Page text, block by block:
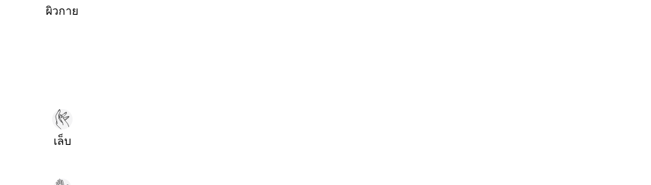
ผิวกาย
เล็บ